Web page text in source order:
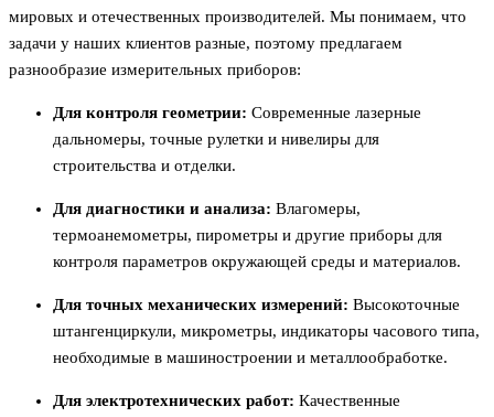
мировых и отечественных производителей. Мы понимаем, что
задачи у наших клиентов разные, поэтому предлагаем
разнообразие измерительных приборов:
Для контроля геометрии: Современные лазерные
дальномеры, точные рулетки и нивелиры для
строительства и отделки.
Для диагностики и анализа: Влагомеры,
термоанемометры, пирометры и другие приборы для
контроля параметров окружающей среды и материалов.
Для точных механических измерений: Высокоточные
штангенциркули, микрометры, индикаторы часового типа,
необходимые в машиностроении и металлообработке.
Для электротехнических работ: Качественные